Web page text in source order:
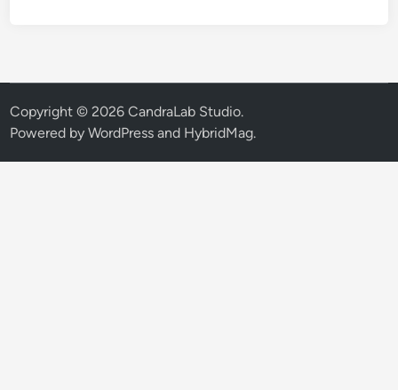
Copyright © 2026CandraLab Studio.
Powered byWordPress and HybridMag.